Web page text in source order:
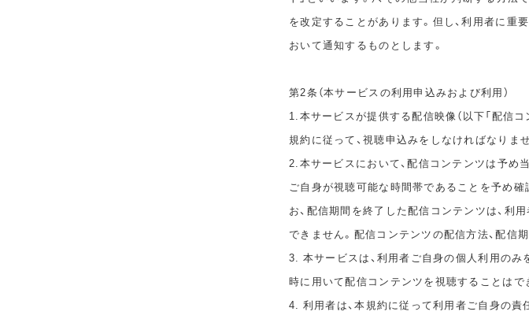
を改定することがあります。但し、利用者に重
おいて通知するものとします。
第2条（本サービスの利用申込みおよび利用）
1.本サービスが提供する配信映像（以下「配信
規約に従って、視聴申込みをしなければなりませ
2.本サービスにおいて、配信コンテンツは予め
ご自身が視聴可能な時間帯であることを予め
お、配信期間を終了した配信コンテンツは、利
できません。配信コンテンツの配信方法、配信
3. 本サービスは、利用者ご自身の個人利用の
時に用いて配信コンテンツを視聴することはで
4. 利用者は、本規約に従って利用者ご自身の